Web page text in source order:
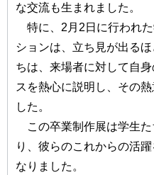
な交流も生まれました。
特に、2月2日に行われ
ションは、立ち見が出る
ちは、来場者に対して自
スを熱心に説明し、その
した。
この卒業制作展は学生た
り、彼らのこれからの活
なりました。